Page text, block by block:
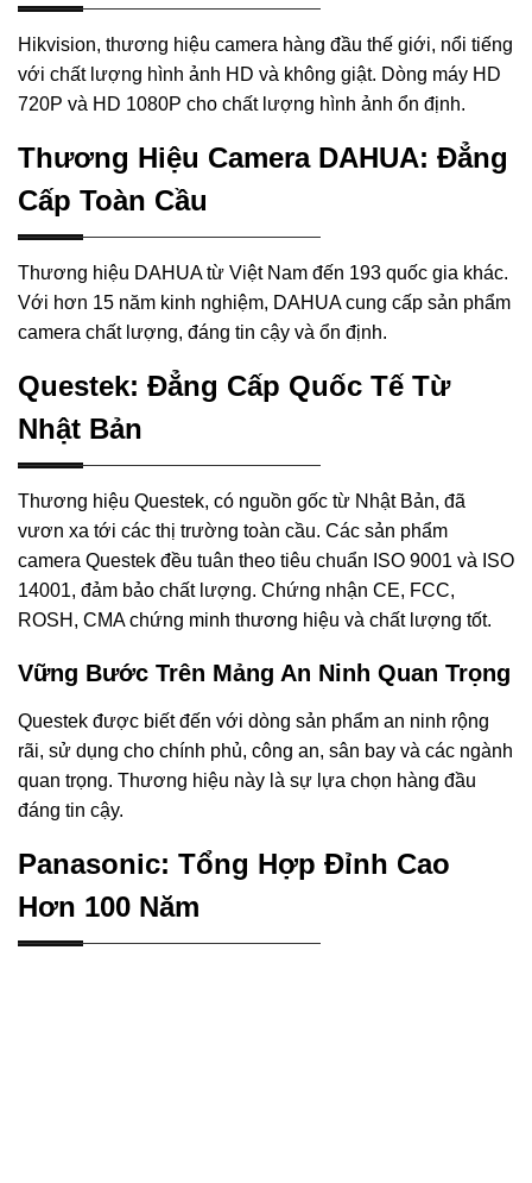
Hikvision, thương hiệu camera hàng đầu thế giới, nổi tiếng
với chất lượng hình ảnh HD và không giật. Dòng máy HD
720P và HD 1080P cho chất lượng hình ảnh ổn định.
Thương Hiệu Camera DAHUA: Đẳng
Cấp Toàn Cầu
Thương hiệu DAHUA từ Việt Nam đến 193 quốc gia khác.
Với hơn 15 năm kinh nghiệm, DAHUA cung cấp sản phẩm
camera chất lượng, đáng tin cậy và ổn định.
Questek: Đẳng Cấp Quốc Tế Từ
Nhật Bản
Thương hiệu Questek, có nguồn gốc từ Nhật Bản, đã
vươn xa tới các thị trường toàn cầu. Các sản phẩm
camera Questek đều tuân theo tiêu chuẩn ISO 9001 và ISO
14001, đảm bảo chất lượng. Chứng nhận CE, FCC,
ROSH, CMA chứng minh thương hiệu và chất lượng tốt.
Vững Bước Trên Mảng An Ninh Quan Trọng
Questek được biết đến với dòng sản phẩm an ninh rộng
rãi, sử dụng cho chính phủ, công an, sân bay và các ngành
quan trọng. Thương hiệu này là sự lựa chọn hàng đầu
đáng tin cậy.
Panasonic: Tổng Hợp Đỉnh Cao
Hơn 100 Năm